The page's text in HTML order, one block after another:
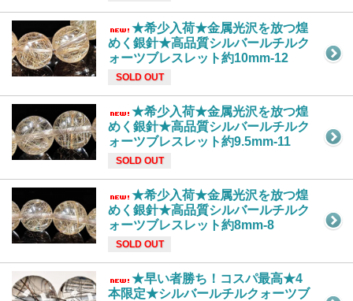
★希少入荷★金属光沢を放つ煌
めく銀針★高品質シルバールチルク
ォーツブレスレット約10mm-12
SOLD OUT
★希少入荷★金属光沢を放つ煌
めく銀針★高品質シルバールチルク
ォーツブレスレット約9.5mm-11
SOLD OUT
★希少入荷★金属光沢を放つ煌
めく銀針★高品質シルバールチルク
ォーツブレスレット約8mm-8
SOLD OUT
★早い者勝ち！コスパ最高★4
本限定★シルバールチルクォーツブ